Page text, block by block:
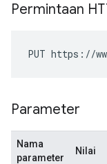
Permintaan
PUT https://
Parameter
Nama
parameter
Nilai